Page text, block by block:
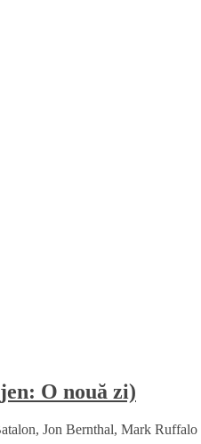
O nouă zi)
Jon Bernthal, Mark Ruffalo